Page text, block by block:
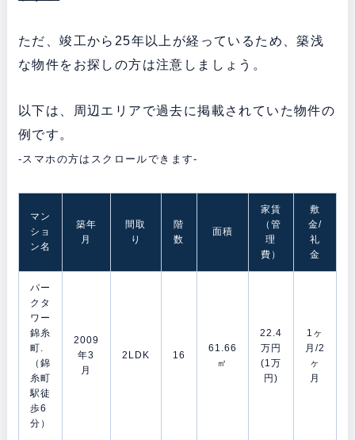
ただ、竣工から25年以上が経っているため、築浅
な物件をお探しの方は注意しましょう。
以下は、周辺エリアで過去に掲載されていた物件の
例です。
-スマホの方はスクロールできます-
マン
ショ
ン名
築年
月
間取
り
階
数
面積
家賃
（管
理
費）
敷
金/
礼
金
パー
クタ
ワー
錦糸
町.
（錦
糸町
駅徒
歩6
分）
2009
年3
月
2LDK 16
61.66
㎡
22.4
万円
(1万
円)
1ヶ
月/2
ヶ
月